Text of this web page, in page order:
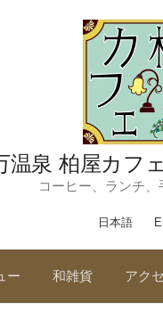
温泉 柏屋カフ
コーヒー、ランチ、
日本語
ー 和雑貨 アク